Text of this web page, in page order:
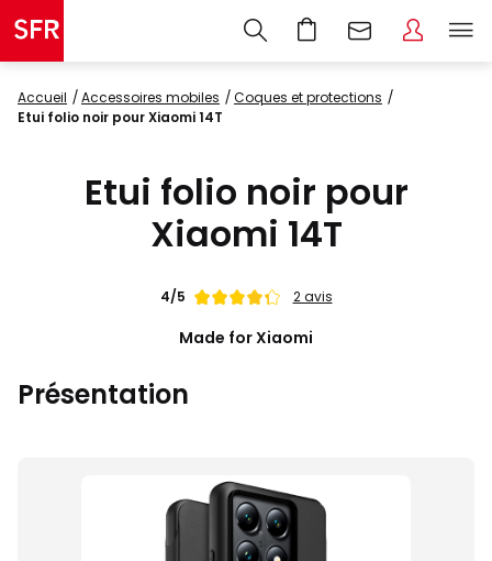
Accueil accessoires mobiles
coques et protections
Etui folio noir pour Xiaomi 14T
Etui folio noir pour
Xiaomi 14T
Note
4/5 2 avis
Made for Xiaomi
Présentation
Images
du
produit